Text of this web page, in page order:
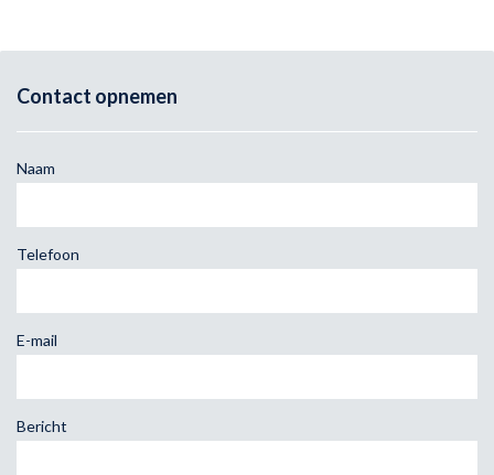
Contact opnemen
Naam
Telefoon
E-mail
Bericht